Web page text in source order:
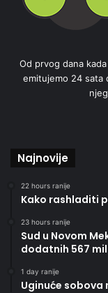
Od prvog dana
emitujemo 24 sata
Najnovije
22 hours ranije
Kako rashladiti
23 hours ranije
Sud u Novom
dodatnih 567
1 day ranije
Uginuće sobova